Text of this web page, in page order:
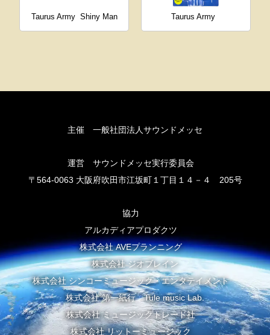
Taurus Army Shiny Man Taurus Army
主催 一般社団法人サウンドメッセ
運営 サウンドメッセ実行委員会
〒564-0063 大阪府吹田市江坂町１丁目１４－４ 205号
協力
アルカディアプロダクツ
株式会社 AVEプランニング
株式会社 ジオブレイン
株式会社 シンコーミュージック・エンタテイメント
株式会社 第一紙行 Tule music Lab.
株式会社 ミュージックトレード社
株式会社 リットーミュージック